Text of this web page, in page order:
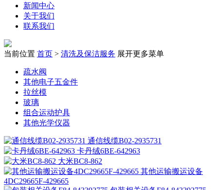
新闻中心
关于我们
联系我们
当前位置 首页 > 清洗及保洁服务 展开更多菜单
疏水阀
其他电子五金件
拉丝模
玻璃
组合运动护具
其他光学仪器
通信线缆B02-2935731
卡丹绒6BE-642963
大米BC8-862
其他运输搬运设备
4DC29665F-429665